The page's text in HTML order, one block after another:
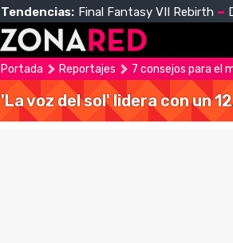
Tendencias: Final Fantasy VII Rebirth
Portada Reportajes 7 consejos para el
'La voz del sol' lidera con un